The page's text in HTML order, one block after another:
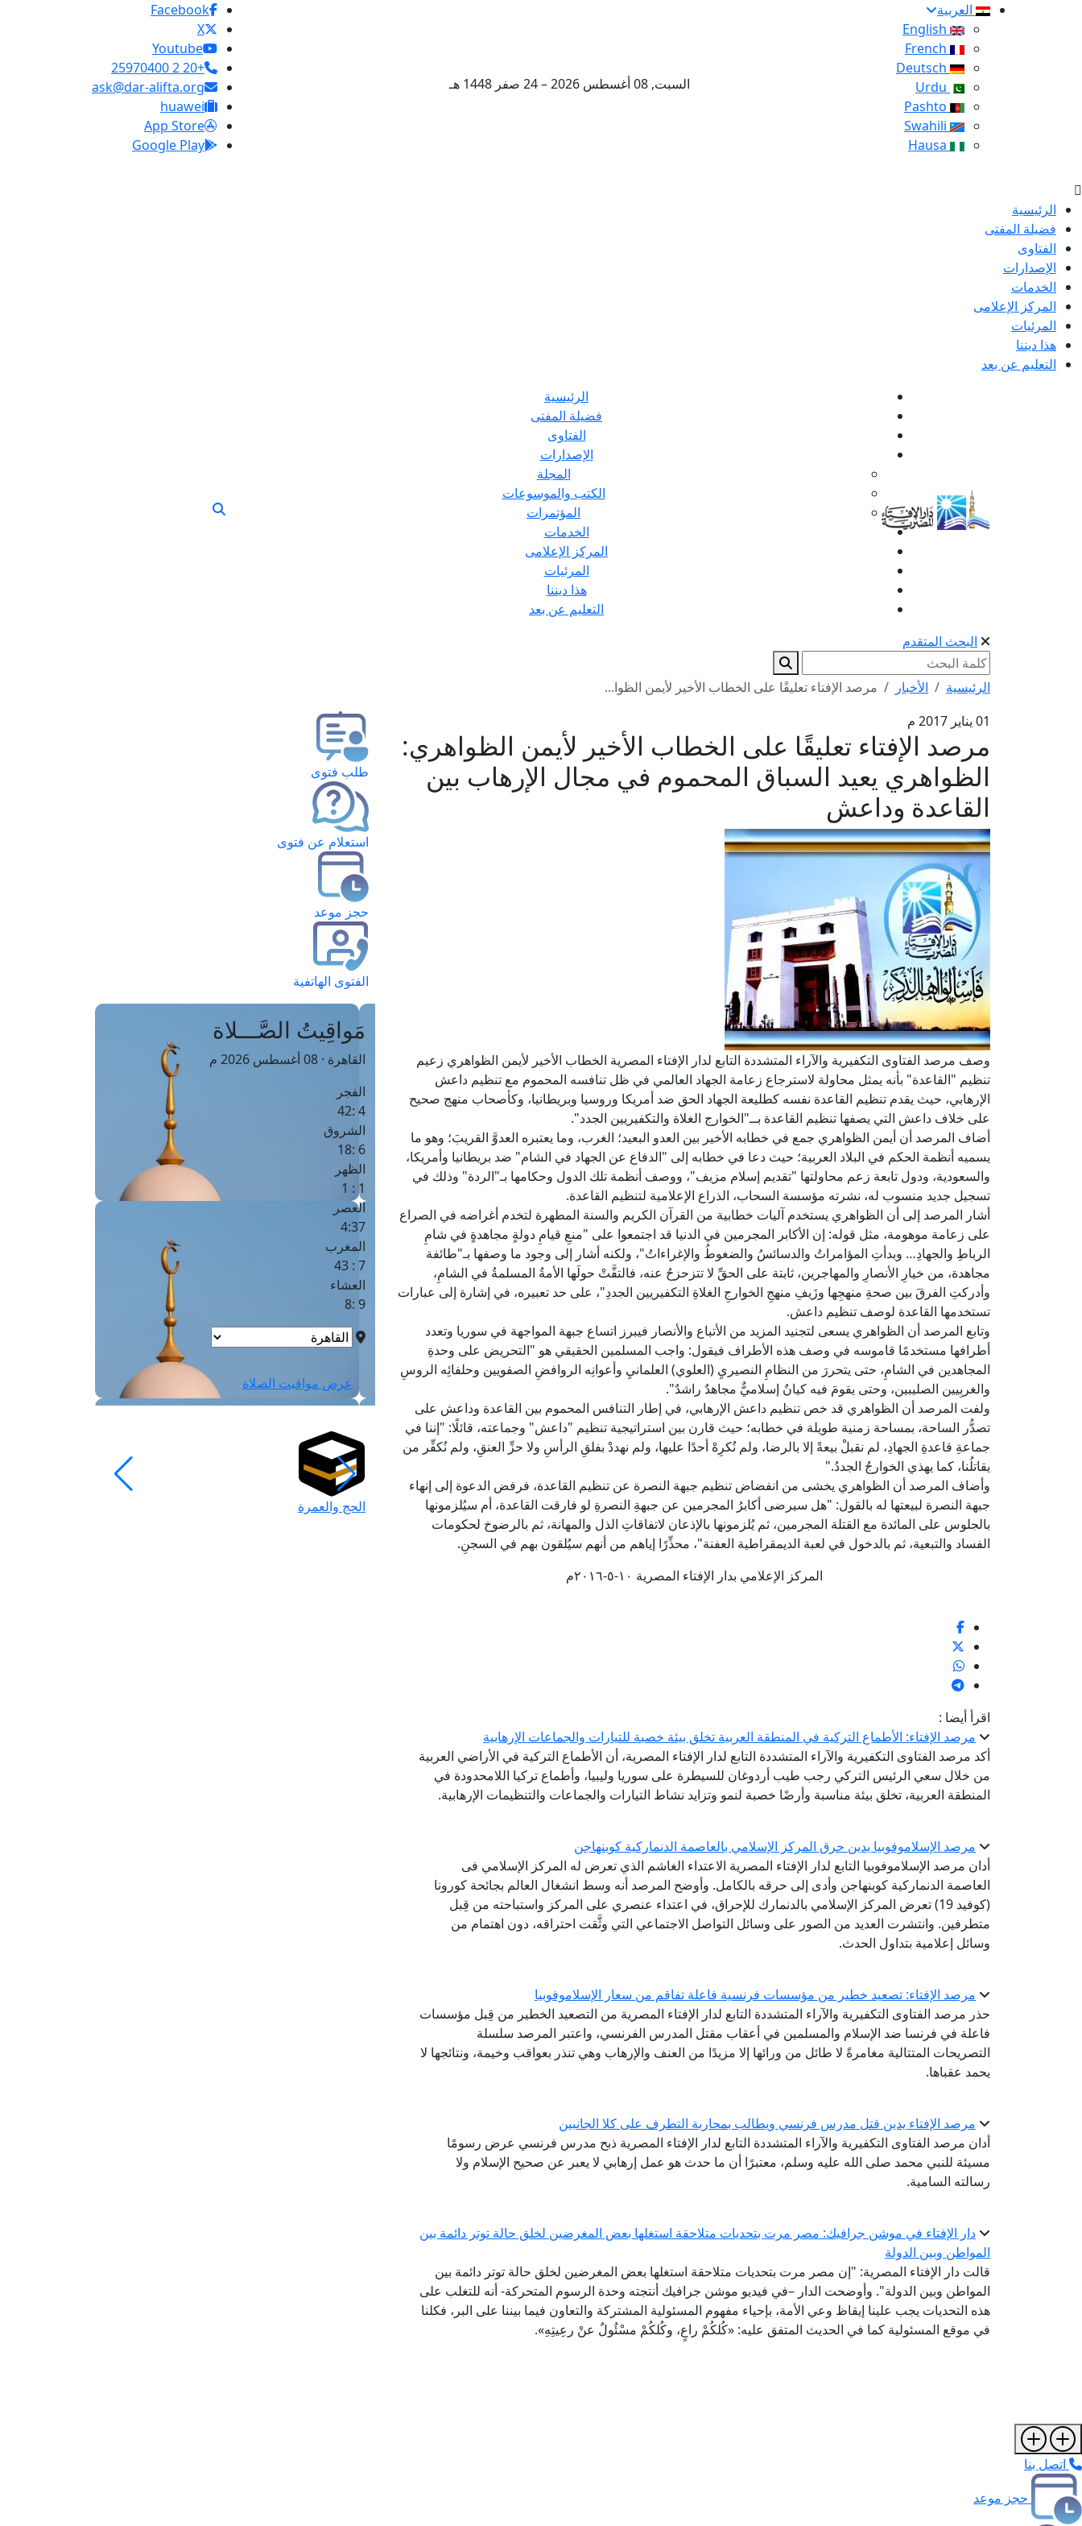
العربية
السبت, 08 أغسطس 2026 – 24 صفر 1448 هـ
Facebook
X
Youtube
+20 2 25970400
ask@dar-alifta.org
huawei
App Store
Google Play
الرئيسية
فضيلة المفتى
الفتاوى
الإصدارات
الخدمات
المركز الإعلامى
المرئيات
هذا ديننا
التعليم عن بعد
الرئيسية
فضيلة المفتى
الفتاوى
الإصدارات
المجلة
الكتب والموسوعات
المؤتمرات
الخدمات
المركز الإعلامى
المرئيات
هذا ديننا
التعليم عن بعد
البحث المتقدم
الرئيسية الأخبار
مرصد الإفتاء تعليقًا على الخطاب الأخير لأيمن الظوا...
01 يناير 2017 م
مرصد الإفتاء تعليقًا على الخطاب الأخير لأيمن الظواهري:
الظواهري يعيد السباق المحموم في مجال الإرهاب بين
القاعدة وداعش
وصف مرصد الفتاوى التكفيرية والآراء المتشددة التابع لدار الإفتاء المصرية الخطاب الأخير لأيمن الظواهري زعيم
تنظيم "القاعدة" بأنه يمثل محاولة لاسترجاع زعامة الجهاد العالمي في ظل تنافسه المحموم مع تنظيم داعش
الإرهابي، حيث يقدم تنظيم القاعدة نفسه كطليعة الجهاد الحق ضد أمريكا وروسيا وبريطانيا، وكأصحاب منهج صحيح
على خلاف داعش التي يصفها تنظيم القاعدة بــ"الخوارج الغلاة والتكفيريين الجدد".
أضاف المرصد أن أيمن الظواهري جمع في خطابه الأخير بين العدو البعيد؛ الغرب، وما يعتبره العدوَّ القريبَ؛ وهو ما
يسميه أنظمة الحكم في البلاد العربية؛ حيث دعا في خطابه إلى "الدفاع عن الجهاد في الشام" ضد بريطانيا وأمريكا،
والسعودية، ودول تابعة زعم محاولتها "تقديم إسلام مزيف"، ووصف أنظمة تلك الدول وحكامها بـ"الردة" وذلك في
تسجيل جديد منسوب له، نشرته مؤسسة السحاب، الذراع الإعلامية لتنظيم القاعدة.
أشار المرصد إلى أن الظواهري يستخدم آليات خطابية من القرآن الكريم والسنة المطهرة لتخدم أغراضه في الصراع
على زعامة موهومة، مثل قوله: إن الأكابر المجرمين في الدنيا قد اجتمعوا على "منعِ قيامِ دولةٍ مجاهدةٍ في شامِ
الرباطِ والجهادِ… وبدأتِ المؤامراتُ والدسائسُ والضغوطُ والإغراءاتُ"، ولكنه أشار إلى وجود ما وصفها بـ"طائفة
مجاهدة، من خيارِ الأنصارِ والمهاجرين، ثابتة على الحقِّ لا تتزحزحُ عنه، فالتفَّتْ حولَها الأمةُ المسلمةُ في الشامِ،
وأدركتِ الفرقَ بين صحةِ منهجِها وزَيفِ منهجِ الخوارجِ الغلاةِ التكفيريين الجددِ"، على حد تعبيره، في إشارة إلى عبارات
تستخدمها القاعدة لوصف تنظيم داعش.
وتابع المرصد أن الظواهري يسعى لتجنيد المزيد من الأتباع والأنصار فيبرز اتساع جبهة المواجهة في سوريا وتعدد
أطرافها مستخدمًا قاموسه في وصف هذه الأطراف فيقول: واجب المسلمين الحقيقي هو "التحريض على وحدةِ
المجاهدين في الشامِ، حتى يتحررَ من النظامِ النصيريِ (العلوي) العلمانيِ وأعوانِه الروافضِ الصفويين وحلفائِه الروسِ
والغربِيين الصليبين، وحتى يقومَ فيه كيانٌ إسلاميٌّ مجاهدٌ راشدٌ".
ولفت المرصد أن الظواهري قد خص تنظيم داعش الإرهابي، في إطار التنافس المحموم بين القاعدة وداعش على
تصدُّر الساحة، بمساحة زمنية طويلة في خطابه؛ حيث قارن بين استراتيجية تنظيم "داعش" وجماعته، قائلًا: "إننا في
جماعةِ قاعدةِ الجهادِ، لم نقبلْ بيعةً إلا بالرضا، ولم نُكرِهْ أحدًا عليها، ولم نهددْ بفلقِ الرأسِ ولا حزِّ العنقِ، ولم نُكفِّر من
يقاتلُنا، كما يهذي الخوارجُ الجددُ."
وأضاف المرصد أن الظواهري يخشى من انفضاض تنظيم جبهة النصرة عن تنظيم القاعدة، فرفض الدعوة إلى إنهاء
جبهة النصرة لبيعتها له بالقول: "هل سيرضى أكابرُ المجرمين عن جبهةِ النصرةِ لو فارقت القاعدة، أم سيُلزمونها
بالجلوس على المائدة مع القتلة المجرمين، ثم يُلزمونها بالإذعان لاتفاقاتِ الذل والمهانة، ثم بالرضوخ لحكومات
الفساد والتبعية، ثم بالدخول في لعبة الديمقراطية العفنة"، محذِّرًا إياهم من أنهم سيُلقون بهم في السجنِ.
المركز الإعلامي بدار الإفتاء المصرية ١٠-٥-٢٠١٦م
اقرأ أيضا :
مرصد الإفتاء: الأطماع التركية في المنطقة العربية تخلق بيئة خصبة للتيارات والجماعات الإرهابية
أكد مرصد الفتاوى التكفيرية والآراء المتشددة التابع لدار الإفتاء المصرية، أن الأطماع التركية في الأراضي العربية
من خلال سعي الرئيس التركي رجب طيب أردوغان للسيطرة على سوريا وليبيا، وأطماع تركيا اللامحدودة في
المنطقة العربية، تخلق بيئة مناسبة وأرضًا خصبة لنمو وتزايد نشاط التيارات والجماعات والتنظيمات الإرهابية.
مرصد الإسلاموفوبيا يدين حرق المركز الإسلامي بالعاصمة الدنماركية كوبنهاجن
أدان مرصد الإسلاموفوبيا التابع لدار الإفتاء المصرية الاعتداء الغاشم الذي تعرض له المركز الإسلامي فى
العاصمة الدنماركية كوبنهاجن وأدى إلى حرقه بالكامل. وأوضح المرصد أنه وسط انشغال العالم بجائحة كورونا
(كوفيد 19) تعرض المركز الإسلامي بالدنمارك للإحراق، في اعتداء عنصري على المركز واستباحته من قِبل
متطرفين. وانتشرت العديد من الصور على وسائل التواصل الاجتماعي التي وثَّقت احتراقه، دون اهتمام من
وسائل إعلامية بتداول الحدث.
مرصد الإفتاء: تصعيد خطير من مؤسسات فرنسية فاعلة تفاقم من سعار الإسلاموفوبيا
حذر مرصد الفتاوى التكفيرية والآراء المتشددة التابع لدار الإفتاء المصرية من التصعيد الخطير من قِبل مؤسسات
فاعلة في فرنسا ضد الإسلام والمسلمين في أعقاب مقتل المدرس الفرنسي، واعتبر المرصد سلسلة
التصريحات المتتالية مغامرةً لا طائل من ورائها إلا مزيدًا من العنف والإرهاب وهي تنذر بعواقب وخيمة، ونتائجها لا
يحمد عقباها.
مرصد الإفتاء يدين قتل مدرس فرنسي ويطالب بمحاربة التطرف على كلا الجانبين
أدان مرصد الفتاوى التكفيرية والآراء المتشددة التابع لدار الإفتاء المصرية ذبح مدرس فرنسي عرض رسومًا
مسيئة للنبي محمد صلى الله عليه وسلم، معتبرًا أن ما حدث هو عمل إرهابي لا يعبر عن صحيح الإسلام ولا
رسالته السامية.
دار الإفتاء في موشن جرافيك: مصر مرت بتحديات متلاحقة استغلها بعض المغرضين لخلق حالة توتر دائمة بين
المواطن وبين الدولة
قالت دار الإفتاء المصرية: "إن مصر مرت بتحديات متلاحقة استغلها بعض المغرضين لخلق حالة توتر دائمة بين
المواطن وبين الدولة". وأوضحت الدار –في فيديو موشن جرافيك أنتجته وحدة الرسوم المتحركة- أنه للتغلب على
هذه التحديات يجب علينا إيقاظ وعي الأمة، بإحياء مفهوم المسئولية المشتركة والتعاون فيما بيننا على البر، فكلنا
في موقع المسئولية كما في الحديث المتفق عليه: «كُلكُمْ راعٍ، وكُلكُمْ مسْئُولٌ عنْ رعِيتِهِ».
طلب فتوى
استعلام عن فتوى
حجز موعد
الفتوى الهاتفية
مَواقِيتُ الصَّـــلاة
القاهرة · 08 أغسطس 2026 م
الفجر
4 :42
الشروق
6 :18
الظهر
1 : 1
العصر
4:37
المغرب
7 : 43
العشاء
9 :8
عرض مواقيت الصلاة
الحج والعمرة
اتصل بنا
حجز موعد